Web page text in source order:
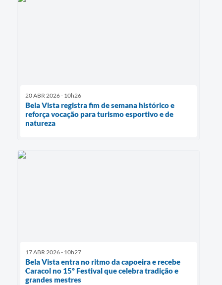
20 ABR 2026 - 10h26
Bela Vista registra fim de semana histórico e
reforça vocação para turismo esportivo e de
natureza
17 ABR 2026 - 10h27
Bela Vista entra no ritmo da capoeira e recebe
Caracol no 15º Festival que celebra tradição e
grandes mestres